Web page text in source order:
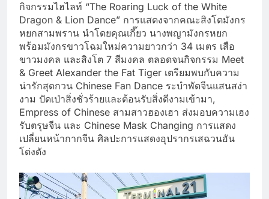
กิจกรรมไฮไลท์ “The Roaring Luck of the White
Dragon & Lion Dance” การแสดงจากคณะสิงโตมังกร
หยกสามพราน นำโดยคุณเกี๊ยว นางพญามังกรหยก
พร้อมมังกรขาวโฉมใหม่ความยาวกว่า 34 เมตร เสือ
ขาวมงคล และสิงโต 7 สีมงคล ตลอดจนกิจกรรม Meet
& Greet Alexander the Fat Tiger เตรียมพบกับความ
น่ารักสุดกวน Chinese Fan Dance ระบำพัดจีนแสนสง่า
งาม ปัดเป่าสิ่งชั่วร้ายและต้อนรับสิ่งดีงามเข้ามา,
Empress of Chinese สามสาวฮองเฮา ส่งมอบความเฮง
รับตรุษจีน และ Chinese Mask Changing การแสดง
เปลี่ยนหน้ากากจีน ศิลปะการแสดงอุปรากรเสฉวนอัน
โด่งดัง